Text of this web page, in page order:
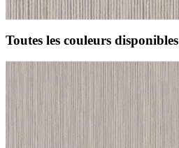
Toutes les couleurs disponibles